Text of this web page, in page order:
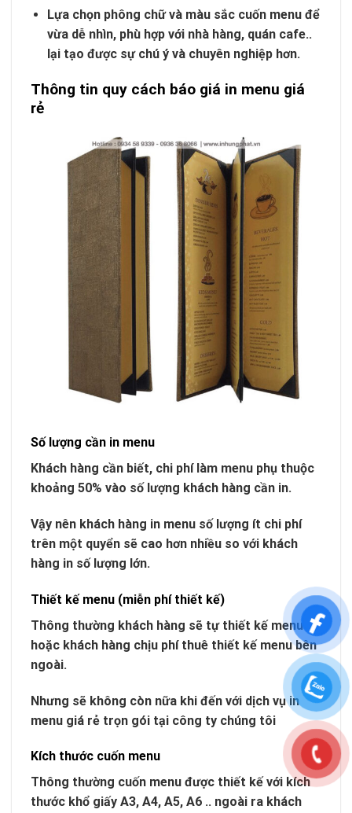
Lựa chọn phông chữ và màu sắc cuốn menu để
vừa dễ nhìn, phù hợp với nhà hàng, quán cafe..
lại tạo được sự chú ý và chuyên nghiệp hơn.
Thông tin quy cách báo giá in menu giá
rẻ
Số lượng cần in menu
Khách hàng cần biết, chi phí làm menu phụ thuộc
khoảng 50% vào số lượng khách hàng cần in.
Vậy nên khách hàng in menu số lượng ít chi phí
trên một quyển sẽ cao hơn nhiều so với khách
hàng in số lượng lớn.
Thiết kế menu (miễn phí thiết kế)
Thông thường khách hàng sẽ tự thiết kế menu
hoặc khách hàng chịu phí thuê thiết kế menu bên
ngoài.
Nhưng sẽ không còn nữa khi đến với dịch vụ in
menu giá rẻ trọn gói tại công ty chúng tôi
Kích thước cuốn menu
Thông thường cuốn menu được thiết kế với kích
thước khổ giấy A3, A4, A5, A6 .. ngoài ra khách